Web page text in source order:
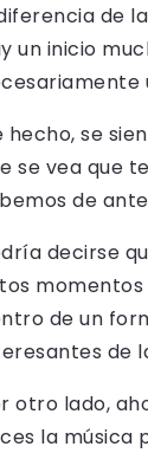
de
un inicio
hecho, se
se vea que
de
decirse
de un
de
otro lado,
la música